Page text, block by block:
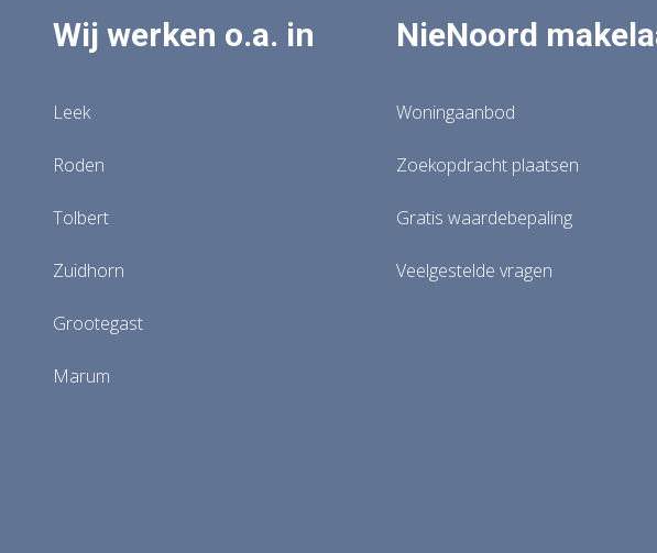
Wij werken o.a. in
Leek
Roden
Tolbert
Zuidhorn
Grootegast
Marum
NieNoord
Woningaanbod
Zoekopdracht plaatsen
Gratis waardebepaling
Veelgestelde vragen